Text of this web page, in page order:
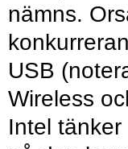
nämns.
USB
Wireless
Intel